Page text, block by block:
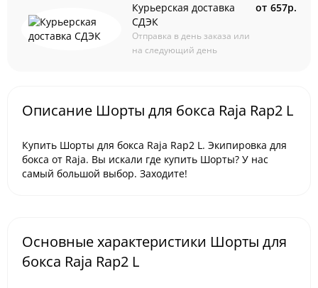
Курьерская доставка
СДЭК
Отправка в день заказа или
на следующий день
от 657р.
Описание Шорты для бокса Raja Rap2 L
Купить Шорты для бокса Raja Rap2 L. Экипировка для
бокса от Raja. Вы искали где купить Шорты? У нас
самый большой выбор. Заходите!
Основные характеристики Шорты для
бокса Raja Rap2 L